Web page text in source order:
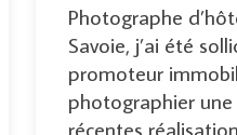
Photographe
Savoie, j’ai été
promoteur
photographier une
récentes